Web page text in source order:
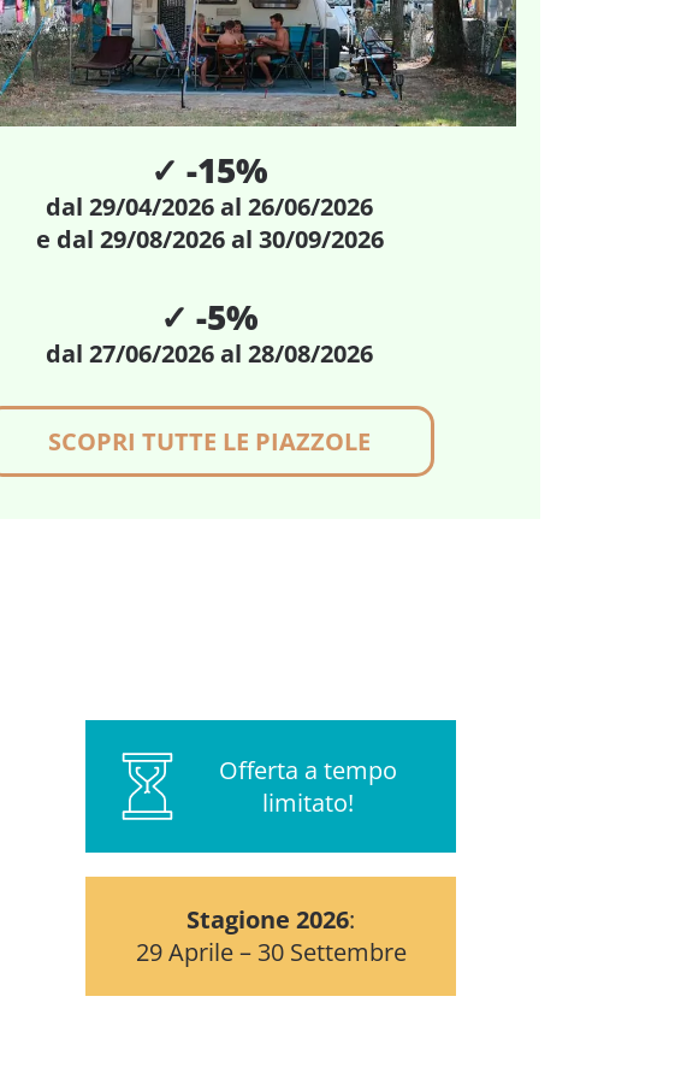
✓ -15%
dal 29/04/2026al 26/06/2026
e dal 29/08/2026al 30/09/2026
✓ -5%
dal 27/06/2026al 28/08/2026
SCOPRI TUTTE LE PIAZZOLE
Offerta a tempo
limitato!
Stagione 2026:
29 Aprile – 30 Settembre